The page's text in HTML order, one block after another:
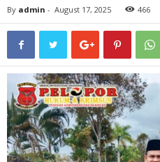
By admin - August 17, 2025 466